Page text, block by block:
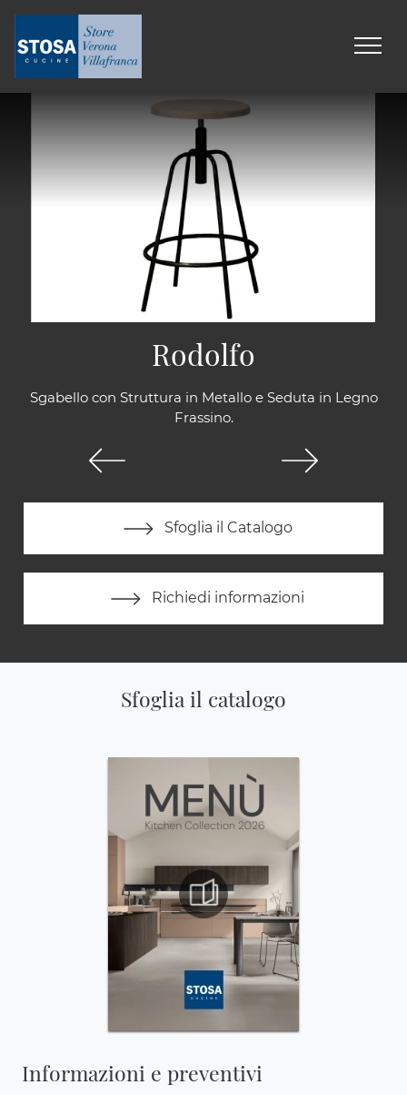
Sgabello con Struttura in Metallo e Seduta in Legno
Frassino.
Sfoglia il Catalogo
Richiedi informazioni
Rodolfo
Sfoglia il catalogo
Informazioni e preventivi